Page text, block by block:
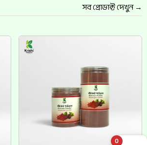
সব প্রোডাক্ট দেখুন →
0